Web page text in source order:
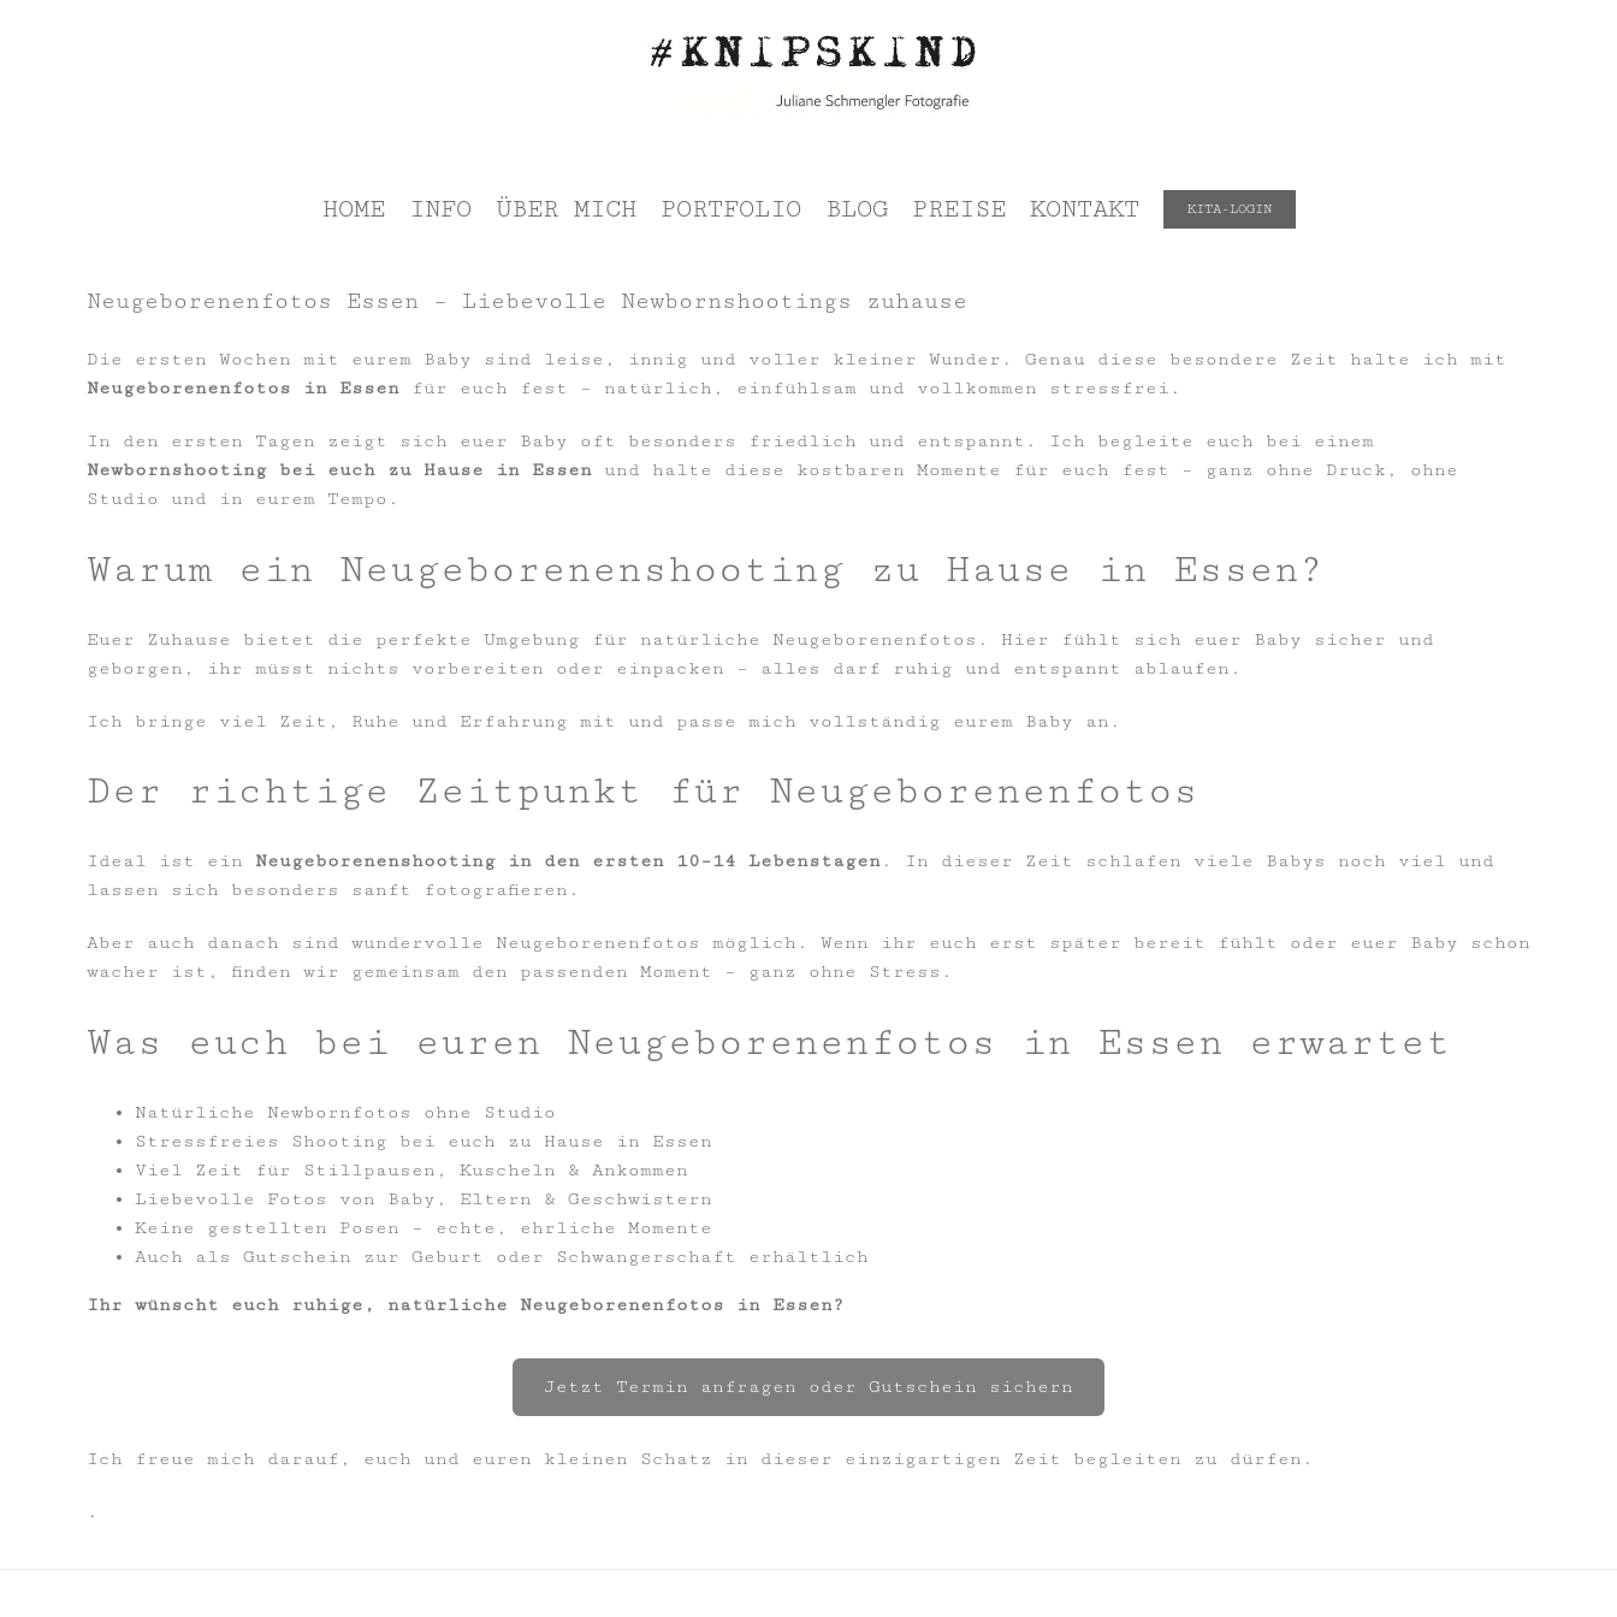
HOME INFO ÜBER MICH PORTFOLIO BLOG PREISE KONTAKT KITA-LOGIN
Neugeborenenfotos Essen – Liebevolle Newbornshootings zuhause
Die ersten Wochen mit eurem Baby sind leise, innig und voller kleiner Wunder. Genau diese besondere Zeit halte ich mit
Neugeborenenfotos in Essenfür euch fest – natürlich, einfühlsam und vollkommen stressfrei.
In den ersten Tagen zeigt sich euer Baby oft besonders friedlich und entspannt. Ich begleite euch bei einem
Newbornshooting bei euch zu Hause in Essenund halte diese kostbaren Momente für euch fest – ganz ohne Druck, ohne
Studio und in eurem Tempo.
Warum ein Neugeborenenshooting zu Hause in Essen?
Euer Zuhause bietet die perfekte Umgebung für natürliche Neugeborenenfotos. Hier fühlt sich euer Baby sicher und
geborgen, ihr müsst nichts vorbereiten oder einpacken – alles darf ruhig und entspannt ablaufen.
Ich bringe viel Zeit, Ruhe und Erfahrung mit und passe mich vollständig eurem Baby an.
Der richtige Zeitpunkt für Neugeborenenfotos
Ideal ist ein Neugeborenenshooting in den ersten 10–14 Lebenstagen. In dieser Zeit schlafen viele Babys noch viel und
lassen sich besonders sanft fotografieren.
Aber auch danach sind wundervolle Neugeborenenfotos möglich. Wenn ihr euch erst später bereit fühlt oder euer Baby schon
wacher ist, finden wir gemeinsam den passenden Moment – ganz ohne Stress.
Was euch bei euren Neugeborenenfotos in Essen erwartet
Natürliche Newbornfotos ohne Studio
Stressfreies Shooting bei euch zu Hause in Essen
Viel Zeit für Stillpausen, Kuscheln & Ankommen
Liebevolle Fotos von Baby, Eltern & Geschwistern
Keine gestellten Posen – echte, ehrliche Momente
Auch als Gutschein zur Geburt oder Schwangerschaft erhältlich
Ihr wünscht euch ruhige, natürliche Neugeborenenfotos in Essen?
Jetzt Termin anfragen oder Gutschein sichern
Ich freue mich darauf, euch und euren kleinen Schatz in dieser einzigartigen Zeit begleiten zu dürfen.
.